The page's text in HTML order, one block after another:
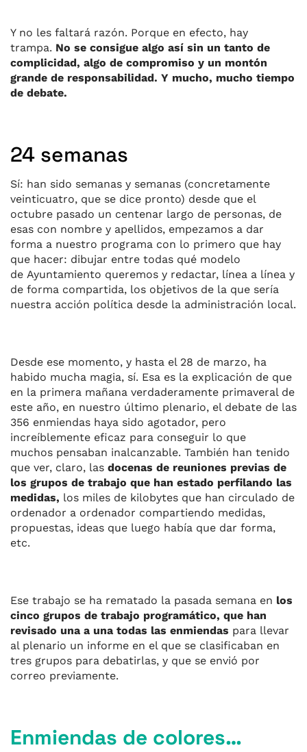
Y no les faltará razón. Porque en efecto, hay
trampa. No se consigue algo así sin un tanto de
complicidad, algo de compromiso y un montón
grande de responsabilidad. Y mucho, mucho tiempo
de debate.
24 semanas
Sí: han sido semanas y semanas (concretamente
veinticuatro, que se dice pronto) desde que el
octubre pasado un centenar largo de personas, de
esas con nombre y apellidos, empezamos a dar
forma a nuestro programa con lo primero que hay
que hacer: dibujar entre todas qué modelo
de Ayuntamiento queremos y redactar, línea a línea y
de forma compartida, los objetivos de la que sería
nuestra acción política desde la administración local.
Desde ese momento, y hasta el 28 de marzo, ha
habido mucha magia, sí. Esa es la explicación de que
en la primera mañana verdaderamente primaveral de
este año, en nuestro último plenario, el debate de las
356 enmiendas haya sido agotador, pero
increíblemente eficaz para conseguir lo que
muchos pensaban inalcanzable. También han tenido
que ver, claro, las docenas de reuniones previas de
los grupos de trabajo que han estado perfilando las
medidas, los miles de kilobytes que han circulado de
ordenador a ordenador compartiendo medidas,
propuestas, ideas que luego había que dar forma,
etc.
Ese trabajo se ha rematado la pasada semana en los
cinco grupos de trabajo programático, que han
revisado una a una todas las enmiendas para llevar
al plenario un informe en el que se clasificaban en
tres grupos para debatirlas, y que se envió por
correo previamente.
Enmiendas de colores…